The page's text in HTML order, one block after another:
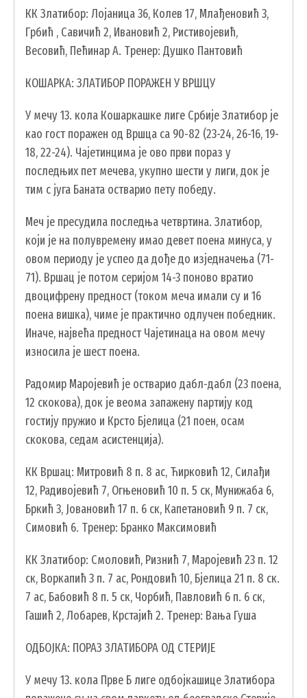
ПОДНОШЕЊЕ ЗАХТЕВА УРБАНИЗАМ
ГИС ЧАЈЕТИНА
ПОСТАВИТЕ НАМ ПИТАЊЕ
ДОКУМЕНТА
КОНТАКТИ
ЗАПОСЛЕНИ У ОПШТИНСКОЈ УПРАВИ
ПОСТАВИТЕ ПИТАЊЕ
FORM
КК Златибор: Лојаница 36, Колев 17, Млађеновић 3,
Грбић , Савичић 2, Ивановић 2, Ристивојевић,
Весовић, Пећинар А. Тренер: Душко Пантовић
КОШАРКА: ЗЛАТИБОР ПОРАЖЕН У ВРШЦУ
У мечу 13. кола Кошаркашке лиге Србије Златибор је
као гост поражен од Вршца са 90-82 (23-24, 26-16, 19-
18, 22-24). Чајетинцима је ово први пораз у
последњих пет мечева, укупно шести у лиги, док је
тим с југа Баната остварио пету победу.
Меч је пресудила последња четвртина. Златибор,
који је на полувремену имао девет поена минуса, у
овом периоду је успео да дође до изједначења (71-
71). Вршац је потом серијом 14-3 поново вратио
двоцифрену предност (током меча имали су и 16
поена вишка), чиме је практично одлучен победник.
Иначе, највећа предност Чајетинаца на овом мечу
износила је шест поена.
Радомир Маројевић је остварио дабл-дабл (23 поена,
12 скокова), док је веома запажену партију код
гостију пружио и Крсто Бјелица (21 поен, осам
скокова, седам асистенција).
КК Вршац: Митровић 8 п. 8 ас, Ћирковић 12, Силађи
12, Радивојевић 7, Огњеновић 10 п. 5 ск, Мунижаба 6,
Бркић 3, Јовановић 17 п. 6 ск, Капетановић 9 п. 7 ск,
Симовић 6. Тренер: Бранко Максимовић
КК Златибор: Смоловић, Ризнић 7, Маројевић 23 п. 12
ск, Воркапић 3 п. 7 ас, Рондовић 10, Бјелица 21 п. 8 ск.
7 ас, Бабовић 8 п. 5 ск, Чорбић, Павловић 6 п. 6 ск,
Гашић 2, Лобарев, Крстајић 2. Тренер: Вања Гуша
ОДБОЈКА: ПОРАЗ ЗЛАТИБОРА ОД СТЕРИЈЕ
У мечу 13. кола Прве Б лиге одбојкашице Златибора